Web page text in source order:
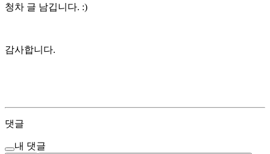
청차 글 남깁니다. :)
감사합니다.
댓글
내 댓글